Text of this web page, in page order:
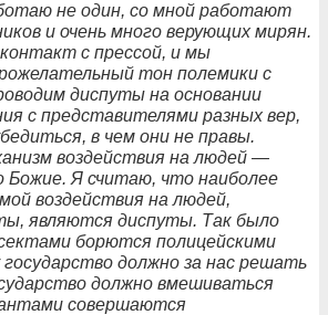
не один, со мной работают
и очень много верующих мирян.
с прессой, и мы
тон полемики с
диспуты на основании
с представителями разных вер,
в чем они не правы.
воздействия на людей —
Божие. Я считаю, что наиболее
воздействия на людей,
являются диспуты. Так было
борются полицейскими
должно за нас решать
должно вмешиваться
совершаются